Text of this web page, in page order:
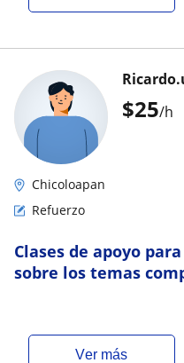
$25/h
Chicoloapan
Refuerzo
Clases de apoyo
sobre los temas
ver más